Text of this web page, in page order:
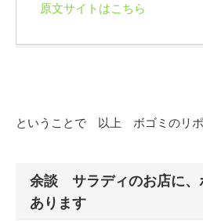
原文サイトはこちら
ということで 以上 ボゴミのリ
余談 サラディのお店に、
あります